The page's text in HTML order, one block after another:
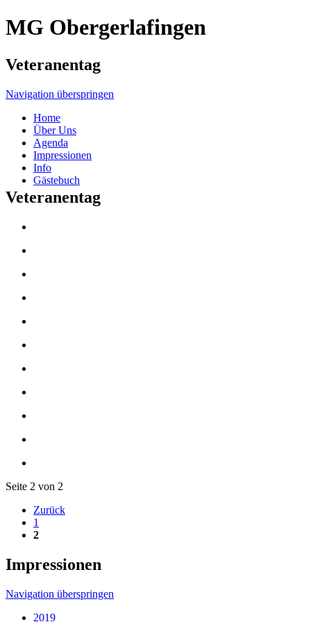
MG Obergerlafingen
Veteranentag
Navigation überspringen
Home
Über Uns
Agenda
Impressionen
Info
Gästebuch
Veteranentag
Seite 2 von 2
Zurück
1
2
Impressionen
Navigation überspringen
2019